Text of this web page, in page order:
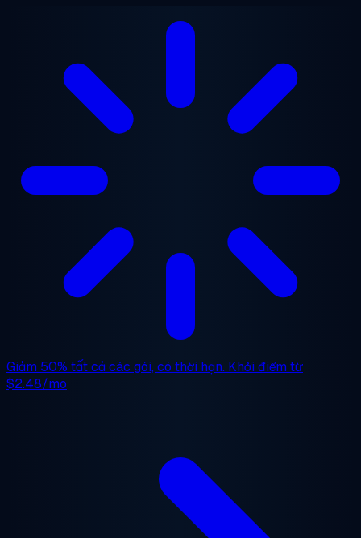
Giảm 50% tất cả các gói, có thời hạn. Khởi điểm từ
$2.48/mo